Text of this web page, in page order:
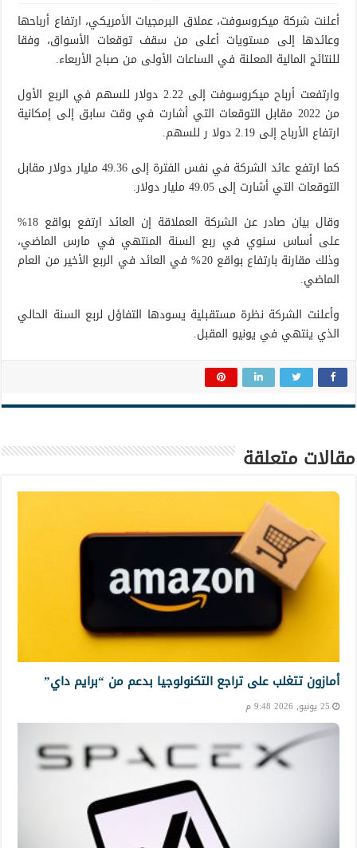
أعلنت شركة ميكروسوفت، عملاق البرمجيات الأمريكي، ارتفاع أرباحها
وعائدها إلى مستويات أعلى من سقف توقعات الأسواق، وفقا
للنتائج المالية المعلنة في الساعات الأولى من صباح الأربعاء.
وارتفعت أرباح ميكروسوفت إلى 2.22 دولار للسهم في الربع الأول
من 2022 مقابل التوقعات التي أشارت في وقت سابق إلى إمكانية
ارتفاع الأرباح إلى 2.19 دولا ر للسهم.
كما ارتفع عائد الشركة في نفس الفترة إلى 49.36 مليار دولار مقابل
التوقعات التي أشارت إلى 49.05 مليار دولار.
وقال بيان صادر عن الشركة العملاقة إن العائد ارتفع بواقع 18%
على أساس سنوي في ربع السنة المنتهي في مارس الماضي،
وذلك مقارنة بارتفاع بواقع 20% في العائد في الربع الأخير من العام
الماضي.
وأعلنت الشركة نظرة مستقبلية يسودها التفاؤل لربع السنة الحالي
الذي ينتهي في يونيو المقبل.
مقالات متعلقة
أمازون تتغلب على تراجع التكنولوجيا بدعم من “برايم داي”
25 يونيو, 2026 9:48 م